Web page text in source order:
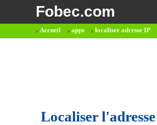
Fobec.com
Accueil apps localiser adresse IP
Localiser